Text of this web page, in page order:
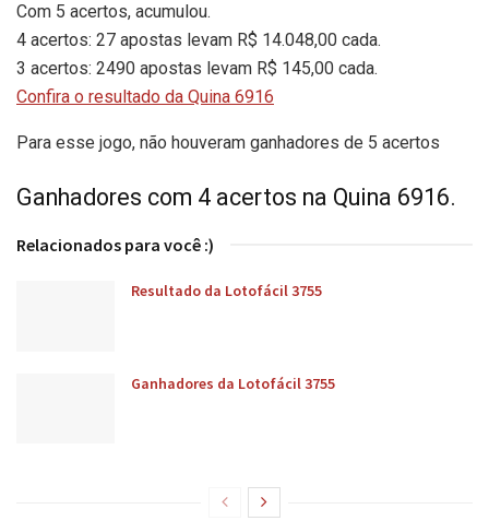
Com 5 acertos, acumulou.
4 acertos: 27 apostas levam R$ 14.048,00 cada.
3 acertos: 2490 apostas levam R$ 145,00 cada.
Confira o resultado da Quina 6916
Para esse jogo, não houveram ganhadores de 5 acertos
Ganhadores com 4 acertos na Quina 6916.
Relacionados para você :)
Resultado da Lotofácil 3755
Ganhadores da Lotofácil 3755